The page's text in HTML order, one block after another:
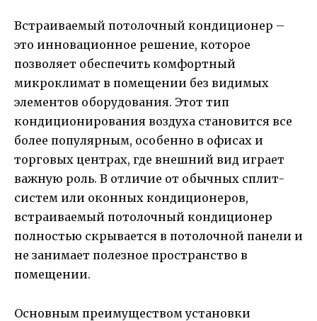
Встраиваемый потолочный кондиционер –
это инновационное решение, которое
позволяет обеспечить комфортный
микроклимат в помещении без видимых
элементов оборудования. Этот тип
кондиционирования воздуха становится все
более популярным, особенно в офисах и
торговых центрах, где внешний вид играет
важную роль. В отличие от обычных сплит-
систем или оконных кондиционеров,
встраиваемый потолочный кондиционер
полностью скрывается в потолочной панели и
не занимает полезное пространство в
помещении.
Основным преимуществом установки